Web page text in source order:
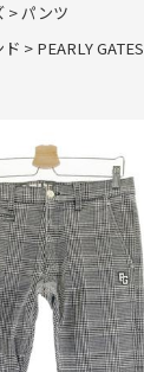
>パンツ
ド > PEARLY